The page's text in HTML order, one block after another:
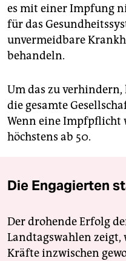
es mit einer Impfung
für das
unvermeidbare
behandeln.
Um das zu
die gesamte
Wenn eine
höchstens ab 50.
Die Engagierten
Der drohende Erfolg
Landtagswahlen
Kräfte inzwischen